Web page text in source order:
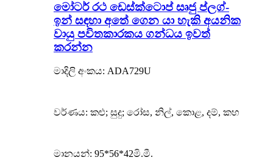
මෝටර් රථ ඩෙස්ක්ටොප් සෘජු ප්ලග්-
ඉන් සඳහා අතේ ගෙන යා හැකි අයනික
වායු පවිතකාරකය ගන්ධය ඉවත්
කරන්න
මාදිලි අංකය: ADA729U
වර්ණය: කළු; සුදු; රෝස, නිල්, කොළ, දම්, කහ
මානයන්: 95*56*42මි.මී.